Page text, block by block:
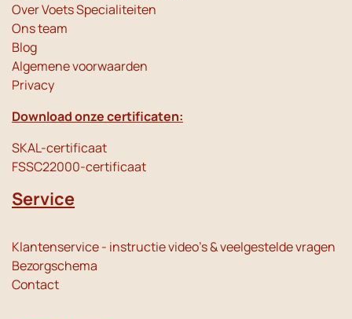
Over Voets Specialiteiten
Ons team
Blog
Algemene voorwaarden
Privacy
Download onze certificaten:
SKAL-certificaat
FSSC22000-certificaat
Service
Klantenservice - instructie video's & veelgestelde vragen
Bezorgschema
Contact